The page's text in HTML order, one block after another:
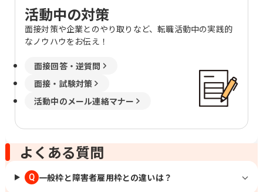
活動中の対策
面接対策や企業とのやり取りなど、転職活動中の実践的
なノウハウをお伝え！
面接回答・逆質問
面接・試験対策
活動中のメール連絡マナー
よくある質問
Q 一般枠と障害者雇用枠との違いは？